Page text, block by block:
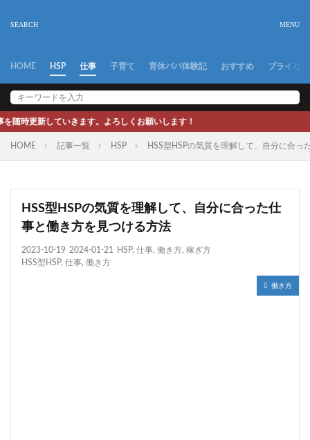
HOME HSP 仕事 子育て 育休パパ体験記 おすすめ プライバ
。よろしくお願いします！
HOME 記事一覧 HSP HSS型HSPの気質を理解して、自分に合っ
HSS型HSPの気質を理解して、自分に合った仕
事と働き方を見つける方法
2023-10-19 2024-01-21 HSP, 仕事, 働き方, 稼ぎ方
HSS型HSP, 仕事, 働き方
働き方